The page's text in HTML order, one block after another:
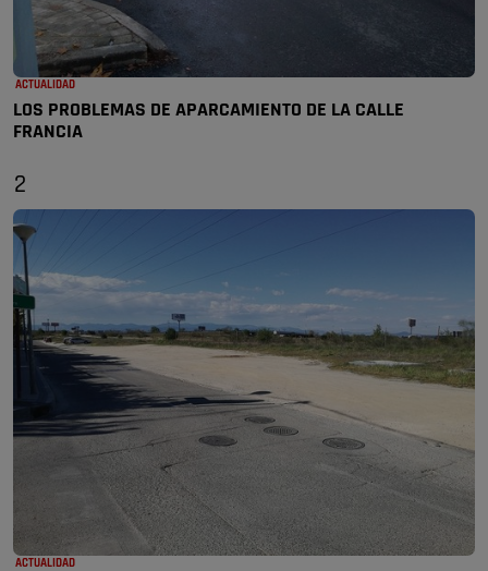
ACTUALIDAD
LOS PROBLEMAS DE APARCAMIENTO DE LA CALLE
FRANCIA
2
ACTUALIDAD